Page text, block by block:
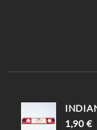
1,90 €